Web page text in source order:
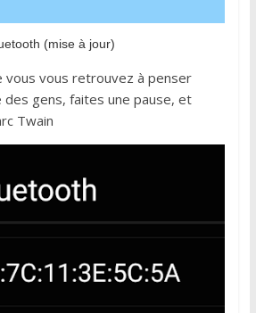
(mise à jour)
vous vous retrouvez à penser
gens, faites une pause, et
Twain